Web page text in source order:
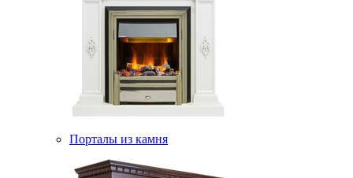
Порталы из камня